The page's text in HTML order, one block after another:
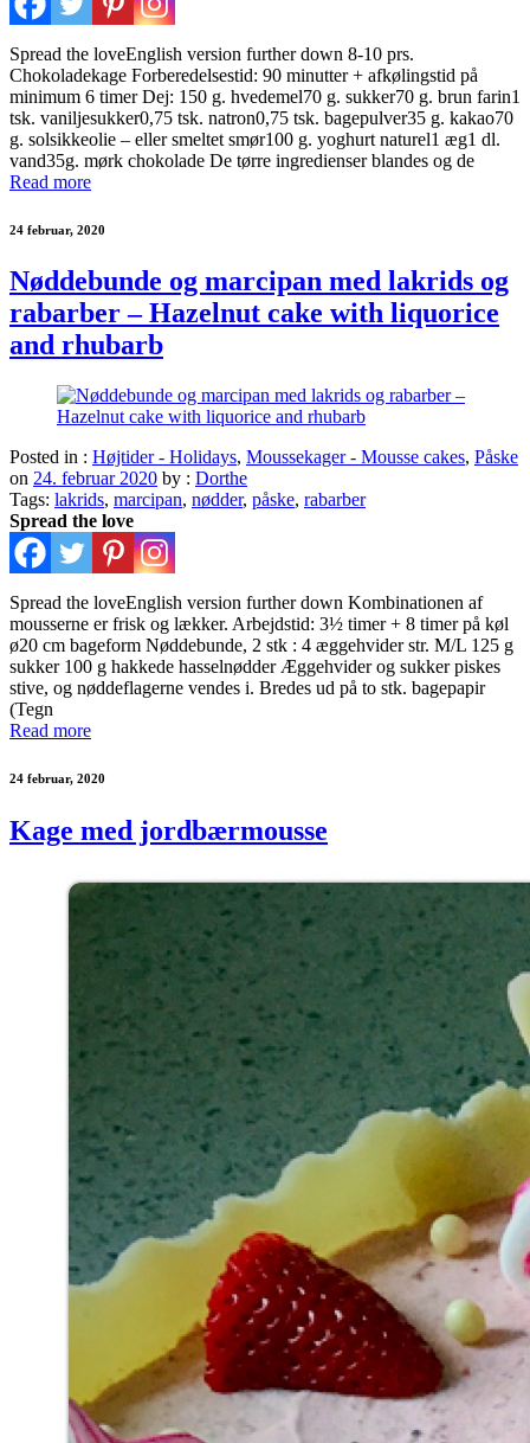
Spread the loveEnglish version further down 8-10 prs.
Chokoladekage Forberedelsestid: 90 minutter + afkølingstid på
minimum 6 timer Dej: 150 g. hvedemel70 g. sukker70 g. brun farin1
tsk. vaniljesukker0,75 tsk. natron0,75 tsk. bagepulver35 g. kakao70
g. solsikkeolie – eller smeltet smør100 g. yoghurt naturel1 æg1 dl.
vand35g. mørk chokolade De tørre ingredienser blandes og de
Read more
24 februar, 2020
Nøddebunde og marcipan med lakrids og
rabarber – Hazelnut cake with liquorice
and rhubarb
Posted in : Højtider - Holidays, Moussekager - Mousse cakes, Påske
on 24. februar 2020 by : Dorthe
Tags: lakrids, marcipan, nødder, påske, rabarber
Spread the love
Spread the loveEnglish version further down Kombinationen af
mousserne er frisk og lækker. Arbejdstid: 3½ timer + 8 timer på køl
ø20 cm bageform Nøddebunde, 2 stk : 4 æggehvider str. M/L 125 g
sukker 100 g hakkede hasselnødder Æggehvider og sukker piskes
stive, og nøddeflagerne vendes i. Bredes ud på to stk. bagepapir
(Tegn
Read more
24 februar, 2020
Kage med jordbærmousse